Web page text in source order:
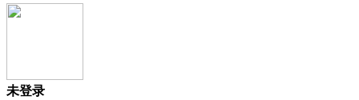
未登录